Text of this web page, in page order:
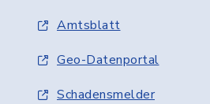
Amtsblatt
Geo-Datenportal
Schadensmelder